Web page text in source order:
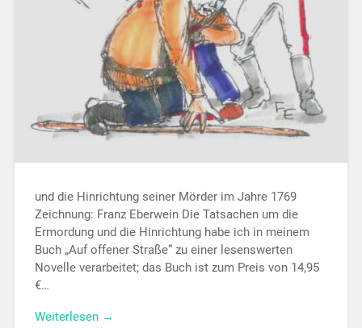
und die Hinrichtung seiner Mörder im Jahre 1769
Zeichnung: Franz Eberwein Die Tatsachen um die
Ermordung und die Hinrichtung habe ich in meinem
Buch „Auf offener Straße“ zu einer lesenswerten
Novelle verarbeitet; das Buch ist zum Preis von 14,95
€…
Weiterlesen →